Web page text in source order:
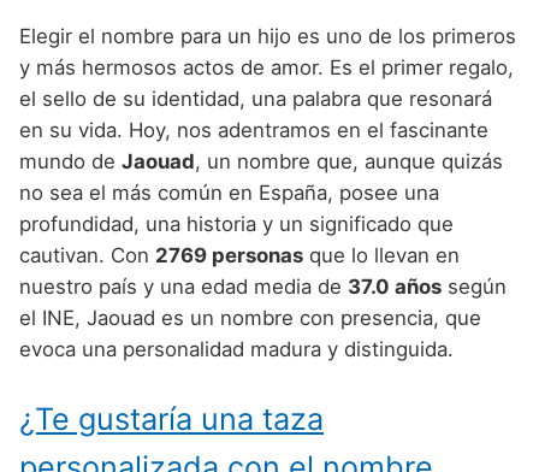
Nombres de niño que empiezan por Q
Nombres de niño que empiezan por R
Nombres de niño que empiezan por S
Nombres de niño que empiezan por T
Nombres de niño que empiezan por U
Nombres de niño que empiezan por V
Nombres de niño que empiezan por W
Nombres de niño que empiezan por Y
Nombres de Niño Vascos
Nombres de Niño Rumanos
Nombres de Niño Rusos
Nombres de Niño Suecos
Elegir el nombre para un hijo es uno de los primeros
y más hermosos actos de amor. Es el primer regalo,
el sello de su identidad, una palabra que resonará
en su vida. Hoy, nos adentramos en el fascinante
mundo de Jaouad, un nombre que, aunque quizás
no sea el más común en España, posee una
profundidad, una historia y un significado que
cautivan. Con 2769 personas que lo llevan en
nuestro país y una edad media de 37.0 años según
el INE, Jaouad es un nombre con presencia, que
evoca una personalidad madura y distinguida.
¿Te gustaría una taza